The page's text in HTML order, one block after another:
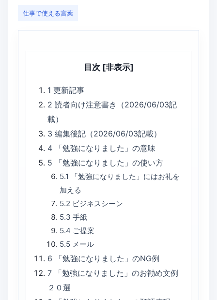
仕事で使える言葉
目次 [非表示]
1更新記事
2読者向け注意書き（2026/06/03記
載）
3編集後記（2026/06/03記載）
4
「勉強になりました」の意味
5
「勉強になりました」の使い方
5.1
「勉強になりました」にはお礼を
加える
5.2 ビジネスシーン
5.3 手紙
5.4 ご提案
5.5 メール
6
「勉強になりました」のNG例
7
「勉強になりました」のお勧め文例
２０選